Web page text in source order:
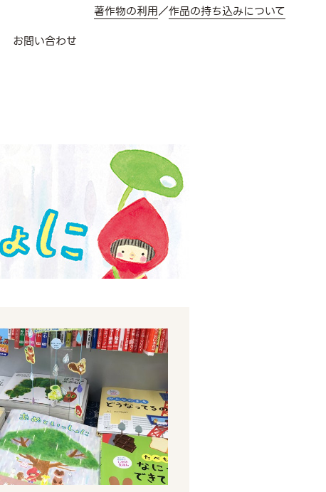
お問い合わせ
著作物の利用／作品の持ち込みについて